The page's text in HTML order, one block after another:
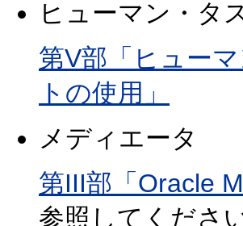
ヒューマン・タ
第V部「ヒュー
トの使用」
メディエータ
第III部「Oracle
参照してください